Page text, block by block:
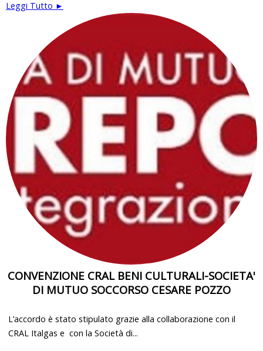
Leggi Tutto ►
CONVENZIONE CRAL BENI CULTURALI-SOCIETA'
DI MUTUO SOCCORSO CESARE POZZO
L’accordo è stato stipulato grazie alla collaborazione con il
CRAL Italgas e con la Società di...